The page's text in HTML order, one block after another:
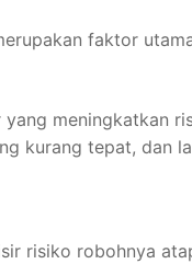
faktor
meningkatkan
kurang tepat, dan
risiko robohnya